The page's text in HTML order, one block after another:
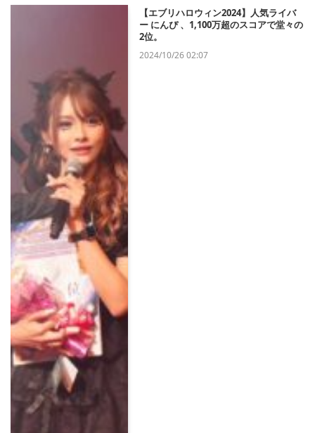
【エブリハロウィン2024】人気ライバ
ー にんぴ 、1,100万超のスコアで堂々の
2位。
2024/10/26 02:07